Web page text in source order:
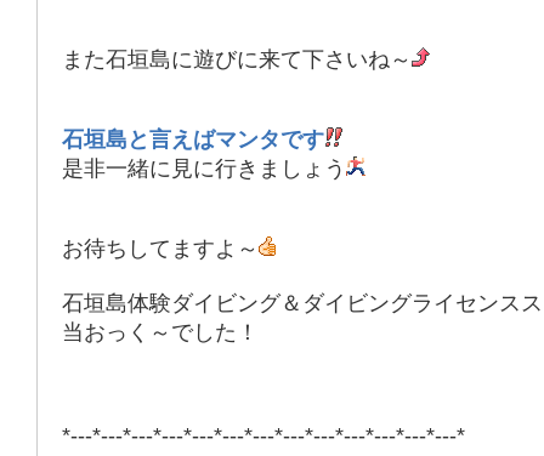
また石垣島に遊びに来て下さいね～
石垣島と言えばマンタです
是非一緒に見に行きましょう
お待ちしてますよ～
石垣島体験ダイビング＆ダイビングライセンス
当おっく～ でした！
*---*---*---*---*---*---*---*---*---*---*---*---*---*